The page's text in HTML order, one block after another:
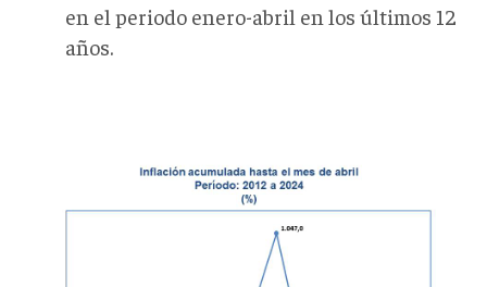
en el periodo enero-abril en los últimos 12
años.